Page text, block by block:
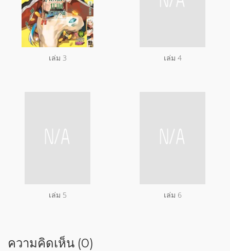
เล่ม 3 เล่ม 4
เล่ม 5 เล่ม 6
ความคิดเห็น (0)